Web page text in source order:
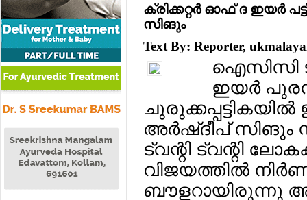
ക്രിക്കറ്റര്‍ ഓഫ് ദ ഇയര്‍
സിങും
Text By: Reporter,
ഐസിസി
ഇയര്‍
ചുരുക്കപ്പട്ടികയില്‍
അര്‍ഷ്ദീപ് സിങും
ട്വന്റി ട്വന്റി
വിജയത്തില്‍
ബൗളറായിരുന്നു